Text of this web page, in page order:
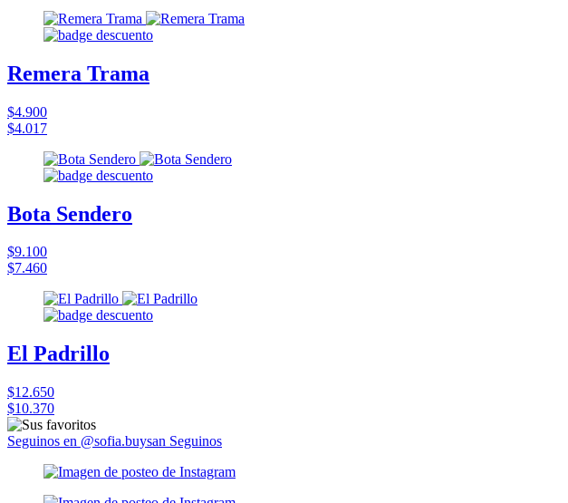
Remera Trama
$4.900
$4.017
Bota Sendero
$9.100
$7.460
El Padrillo
$12.650
$10.370
Seguinos en @sofia.buysan Seguinos